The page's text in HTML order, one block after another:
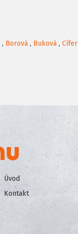
, Borová , Buková , Cífer
Úvod
Kontakt